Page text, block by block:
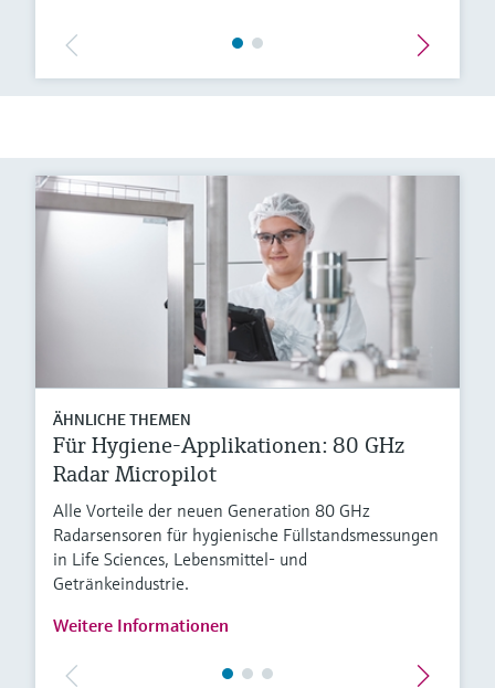
ÄHNLICHE THEMEN
Für Hygiene-Applikationen: 80 GHz
Radar Micropilot
Alle Vorteile der neuen Generation 80 GHz
Radarsensoren für hygienische Füllstandsmessungen
in Life Sciences, Lebensmittel- und
Getränkeindustrie.
Weitere Informationen